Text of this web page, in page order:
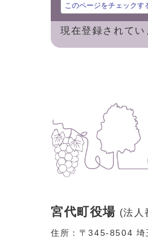
このページをチェックす
現在登録されてい
宮代町役場 (法
住所：〒345-8504 埼